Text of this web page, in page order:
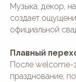
Музыка, декор,
создает
официальной
Плавный
После welcome-
празднование,